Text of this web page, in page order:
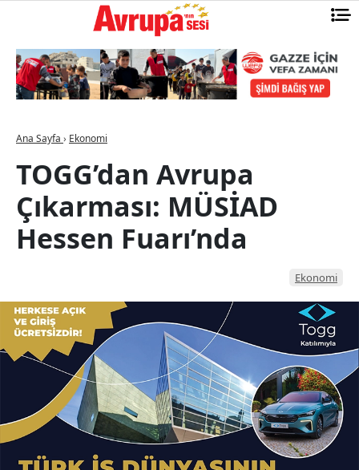
Ana Sayfa › Ekonomi
TOGG’dan Avrupa
Çıkarması: MÜSİAD
Hessen Fuarı’nda
Ekonomi